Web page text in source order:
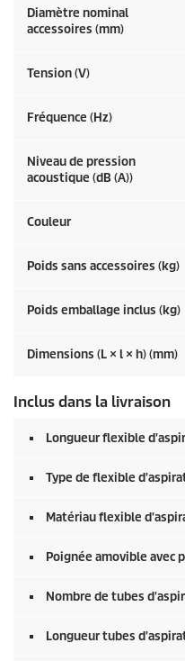
Diamètre nominal
accessoires (mm)
Tension (V)
Fréquence (Hz)
Niveau de pression
acoustique (dB (A))
Couleur
Poids sans accessoires (kg)
Poids emballage inclus (kg)
Dimensions (L × l × h) (mm)
Inclus dans la livraison
Longueur flexible
Type de flexible
Matériau flexible
Poignée amovible
Nombre de tubes
Longueur tubes